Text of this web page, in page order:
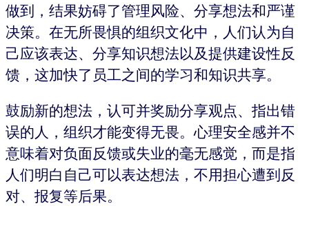
做到，结果妨碍了管理风险、分享想法和严谨
决策。在无所畏惧的组织文化中，人们认为自
己应该表达、分享知识想法以及提供建设性反
馈，这加快了员工之间的学习和知识共享。
鼓励新的想法，认可并奖励分享观点、指出错
误的人，组织才能变得无畏。心理安全感并不
意味着对负面反馈或失业的毫无感觉，而是指
人们明白自己可以表达想法，不用担心遭到反
对、报复等后果。